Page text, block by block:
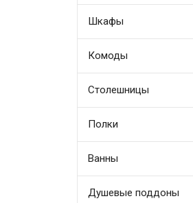
Шкафы
Комоды
Столешницы
Полки
Ванны
Душевые поддоны